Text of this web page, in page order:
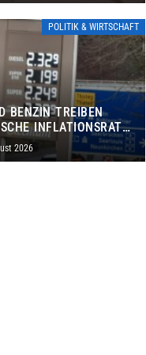
POLITIK & WIRTSCHAFT
BENZIN TREIBEN
INFLATIONSRATE
3,2 PROZENT
2026